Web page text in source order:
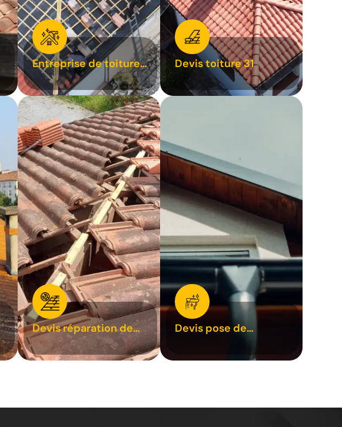
Entreprise de toiture
31
Devis toiture 31
Devis réparation de
toiture 31
Devis pose de